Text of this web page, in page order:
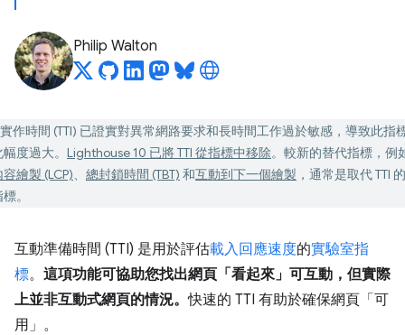
Philip Walton
實作時間 (TTI) 已證實對異常網路要求和長時間工作過於敏感，導致此指
度過大。 Lighthouse 10 已將 TTI 從指標中移除。較新的替代指標，例
繪製 (LCP)、 總封鎖時間 (TBT) 和互動到下一個繪製 ，通常是取代 TTI
。
互動準備時間 (TTI) 是用於評估載入回應速度的實驗室指
標。 這項功能可協助您找出網頁「看起來」可互動，但實際
上並非互動式網頁的情況。快速的 TTI 有助於確保網頁「可
用」 。